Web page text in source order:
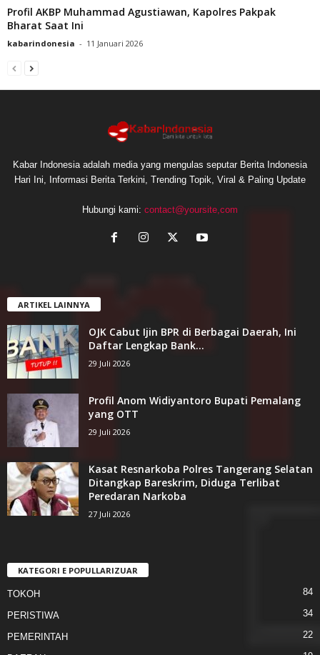
Profil AKBP Muhammad Agustiawan, Kapolres Pakpak
Bharat Saat Ini
kabarindonesia - 11 Januari 2026
Kabar Indonesia adalah media yang mengulas seputar Berita Indonesia
Hari Ini, Informasi Berita Terkini, Trending Topik, Viral & Paling Update
Hubungi kami: contact@yoursite,com
ARTIKEL LAINNYA
OJK Cabut Ijin BPR di Berbagai Daerah, Ini
Daftar Lengkap Bank...
29 Juli 2026
Profil Anom Widiyantoro Bupati Pemalang
yang OTT
29 Juli 2026
Kasat Resnarkoba Polres Tangerang Selatan
Ditangkap Bareskrim, Diduga Terlibat
Peredaran Narkoba
27 Juli 2026
KATEGORI E POPULLARIZUAR
TOKOH 84
PERISTIWA 34
PEMERINTAH 22